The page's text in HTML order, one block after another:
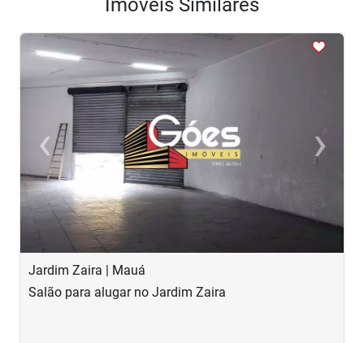
Imóveis Similares
<
‹
Previous ›
Next
Jardim Zaira | Mauá
Salão para alugar no Jardim Zaira